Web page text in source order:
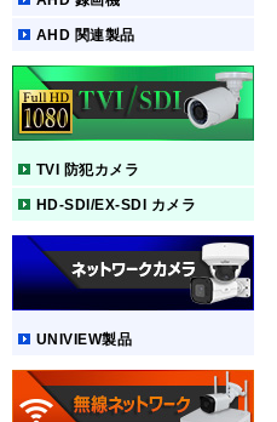
AHD 関連製品
TVI 防犯カメラ
HD-SDI/EX-SDI カメラ
UNIVIEW製品